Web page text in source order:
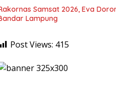
Samsat 2026, Eva
Lampung
Post Views: 415